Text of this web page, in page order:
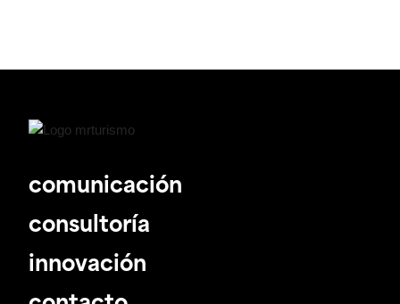
comunicación
consultoría
innovación